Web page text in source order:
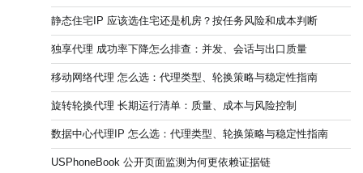
静态住宅IP 应该选住宅还是机房？按任务风险和成本判断
独享代理 成功率下降怎么排查：并发、会话与出口质量
移动网络代理 怎么选：代理类型、轮换策略与稳定性指南
旋转轮换代理 长期运行清单：质量、成本与风险控制
数据中心代理IP 怎么选：代理类型、轮换策略与稳定性指南
USPhoneBook 公开页面监测为何更依赖证据链